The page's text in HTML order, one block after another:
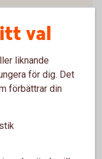
och snittränta?
val
liknande
för dig. Det
förbättrar din